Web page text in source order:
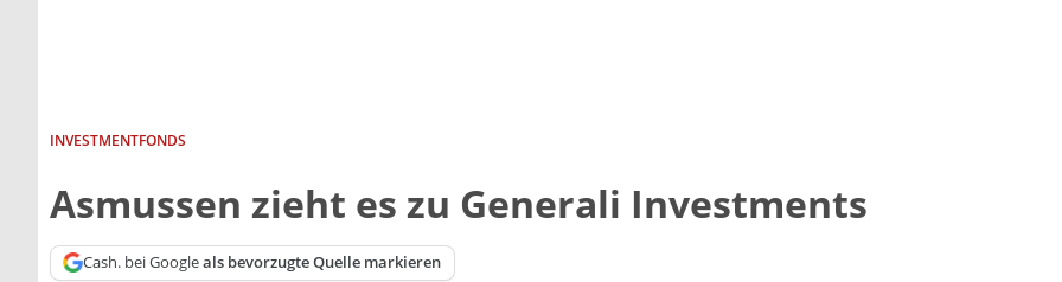
INVESTMENTFONDS
Asmussen zieht es zu Generali Investments
Cash. bei Googleals bevorzugte Quelle markieren